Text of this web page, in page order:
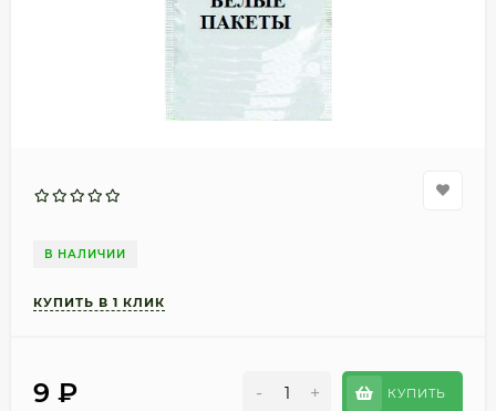
В НАЛИЧИИ
9 ₽ - + КУПИТЬ